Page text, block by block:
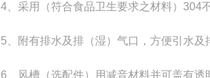
4、采用（符合食品卫生要求之材料）304
5、附有排水及排（湿）气口，方便引水及
6、风槽（选配件）用减音材料并可盖有透